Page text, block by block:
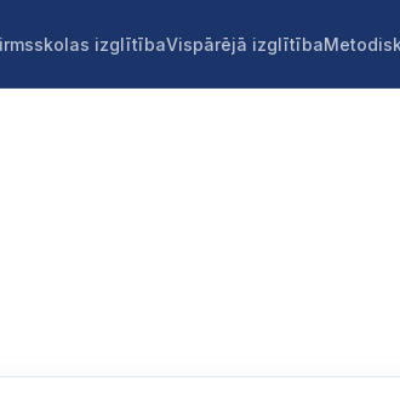
izglītībaVispārējā izglītība